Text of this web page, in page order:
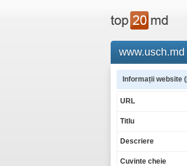
www.usch.md
Informații website (
URL
Titlu
Descriere
Cuvinte cheie